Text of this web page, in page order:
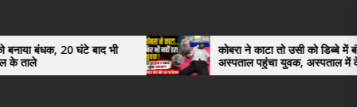
the
content
बाद भी
कोबरा ने काटा तो उसी को डिब्बे में बंद कर
अस्पताल पहुंचा युवक, अस्पताल में देखकर डॉक्टर
भी रह गए हैरान